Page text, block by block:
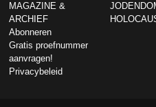
MAGAZINE &
ARCHIEF
Abonneren
Gratis proefnummer
aanvragen!
Privacybeleid